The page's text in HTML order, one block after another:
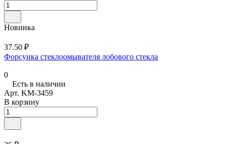
Новинка
37.50 ₽
Форсунка стеклоомывателя лобового стекла
0
Есть в наличии
Арт. KM-3459
В корзину